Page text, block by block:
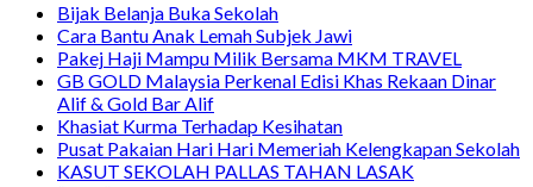
Bijak Belanja Buka Sekolah
Cara Bantu Anak Lemah Subjek Jawi
Pakej Haji Mampu Milik Bersama MKM TRAVEL
GB GOLD Malaysia Perkenal Edisi Khas Rekaan Dinar
Alif & Gold Bar Alif
Khasiat Kurma Terhadap Kesihatan
Pusat Pakaian Hari Hari Memeriah Kelengkapan Sekolah
KASUT SEKOLAH PALLAS TAHAN LASAK